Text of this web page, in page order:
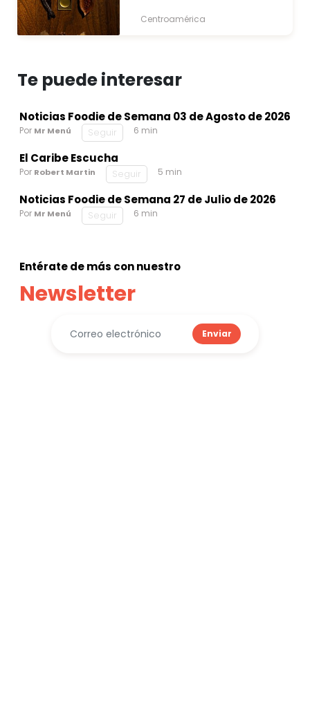
Centroamérica
Te puede interesar
Noticias Foodie de Semana 03 de Agosto de 2026
Por Mr Menú Seguir 6 min
El Caribe Escucha
Por Robert Martin Seguir 5 min
Noticias Foodie de Semana 27 de Julio de 2026
Por Mr Menú Seguir 6 min
Entérate de más con nuestro
Newsletter
Enviar